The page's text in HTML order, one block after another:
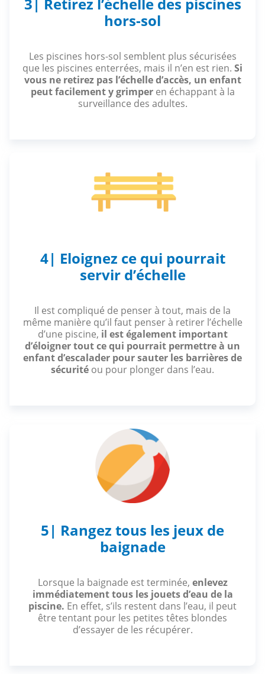
3| Retirez l’échelle des piscines
hors-sol
Les piscines hors-sol semblent plus sécurisées
que les piscines enterrées, mais il n’en est rien. Si
vous ne retirez pas l’échelle d’accès, un enfant
peut facilement y grimperen échappant à la
surveillance des adultes.
4| Eloignez ce qui pourrait
servir d’échelle
Il est compliqué de penser à tout, mais de la
même manière qu’il faut penser à retirer l’échelle
d’une piscine, il est également important
d’éloigner tout ce qui pourrait permettre à un
enfant d’escalader pour sauter les barrières de
sécurité ou pour plonger dans l’eau.
5| Rangez tous les jeux de
baignade
Lorsque la baignade est terminée, enlevez
immédiatement tous les jouets d’eau de la
piscine. En effet, s’ils restent dans l’eau, il peut
être tentant pour les petites têtes blondes
d’essayer de les récupérer.